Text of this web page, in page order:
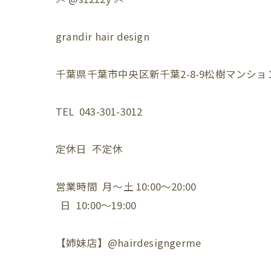
grandir hair design
千葉県千葉市中央区新千葉2-8-9松樹マンショ
TEL 043-301-3012
定休日 不定休
営業時間 月〜土 10:00〜20:00
日 10:00〜19:00
【姉妹店】@hairdesigngerme